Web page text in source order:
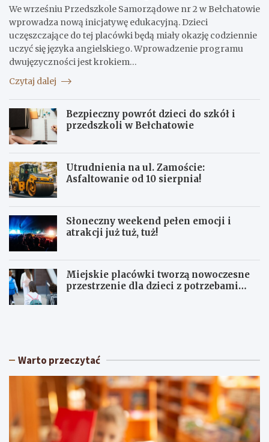
We wrześniu Przedszkole Samorządowe nr 2 w Bełchatowie
wprowadza nową inicjatywę edukacyjną. Dzieci
uczęszczające do tej placówki będą miały okazję codziennie
uczyć się języka angielskiego. Wprowadzenie programu
dwujęzyczności jest krokiem…
Czytaj dalej
Bezpieczny powrót dzieci do szkół i
przedszkoli w Bełchatowie
Utrudnienia na ul. Zamoście:
Asfaltowanie od 10 sierpnia!
Słoneczny weekend pełen emocji i
atrakcji już tuż, tuż!
Miejskie placówki tworzą nowoczesne
przestrzenie dla dzieci z potrzebami
S
c
e
e
U
w
k
i
Warto przeczytać